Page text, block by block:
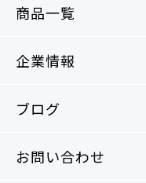
商品一覧
企業情報
ブログ
お問い合わせ